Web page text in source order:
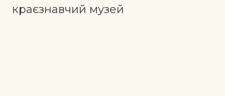
краєзнавчий музей